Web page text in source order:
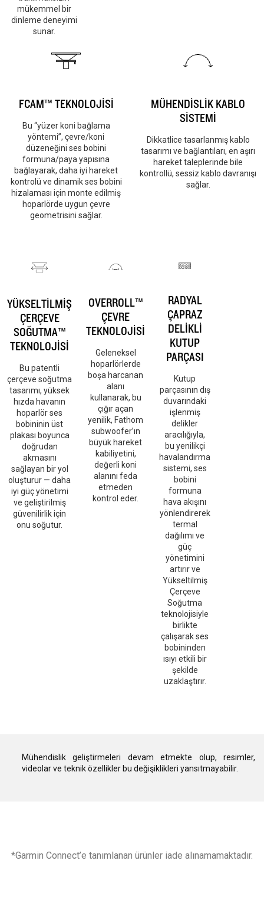
mükemmel bir
dinleme deneyimi
sunar.
FCAM™ TEKNOLOJİSİ
Bu “yüzer koni bağlama
yöntemi”, çevre/koni
düzeneğini ses bobini
formuna/paya yapısına
bağlayarak, daha iyi hareket
kontrolü ve dinamik ses bobini
hizalaması için monte edilmiş
hoparlörde uygun çevre
geometrisini sağlar.
MÜHENDİSLİK KABLO
SİSTEMİ
Dikkatlice tasarlanmış kablo
tasarımı ve bağlantıları, en aşırı
hareket taleplerinde bile
kontrollü, sessiz kablo davranışı
sağlar.
YÜKSELTİLMİŞ
ÇERÇEVE
SOĞUTMA™
TEKNOLOJİSİ
Bu patentli
çerçeve soğutma
tasarımı, yüksek
hızda havanın
hoparlör ses
bobininin üst
plakası boyunca
doğrudan
akmasını
sağlayan bir yol
oluşturur — daha
iyi güç yönetimi
ve geliştirilmiş
güvenilirlik için
onu soğutur.
OVERROLL™
ÇEVRE
TEKNOLOJİSİ
Geleneksel
hoparlörlerde
boşa harcanan
alanı
kullanarak, bu
çığır açan
yenilik, Fathom
subwoofer’ın
büyük hareket
kabiliyetini,
değerli koni
alanını feda
etmeden
kontrol eder.
RADYAL
ÇAPRAZ
DELİKLİ
KUTUP
PARÇASI
Kutup
parçasının dış
duvarındaki
işlenmiş
delikler
aracılığıyla,
bu yenilikçi
havalandırma
sistemi, ses
bobini
formuna
hava akışını
yönlendirerek
termal
dağılımı ve
güç
yönetimini
artırır ve
Yükseltilmiş
Çerçeve
Soğutma
teknolojisiyle
birlikte
çalışarak ses
bobininden
ısıyı etkili bir
şekilde
uzaklaştırır.
Mühendislik geliştirmeleri devam etmekte olup, resimler,
videolar ve teknik özellikler bu değişiklikleri yansıtmayabilir.
*Garmin Connect’e tanımlanan ürünler iade alınamamaktadır.